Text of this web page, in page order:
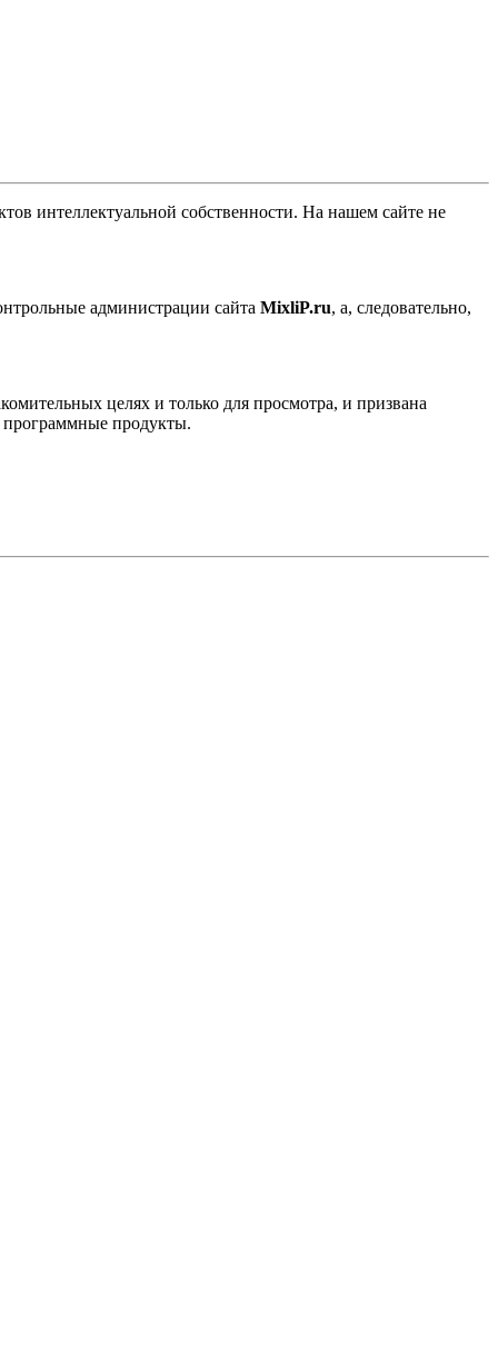
интеллектуальной собственности. На нашем сайте не
администрации сайта MixliP.ru, а, следовательно,
целях и только для просмотра, и призвана
программные продукты.